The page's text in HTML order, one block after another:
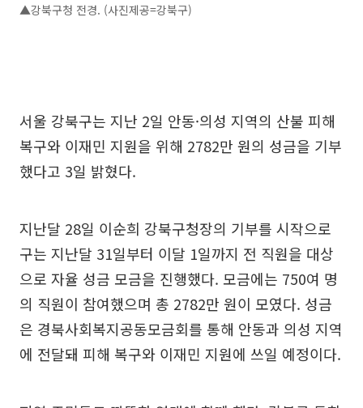
▲강북구청 전경. (사진제공=강북구)
서울 강북구는 지난 2일 안동·의성 지역의 산불 피해
복구와 이재민 지원을 위해 2782만 원의 성금을 기부
했다고 3일 밝혔다.
지난달 28일 이순희 강북구청장의 기부를 시작으로
구는 지난달 31일부터 이달 1일까지 전 직원을 대상
으로 자율 성금 모금을 진행했다. 모금에는 750여 명
의 직원이 참여했으며 총 2782만 원이 모였다. 성금
은 경북사회복지공동모금회를 통해 안동과 의성 지역
에 전달돼 피해 복구와 이재민 지원에 쓰일 예정이다.